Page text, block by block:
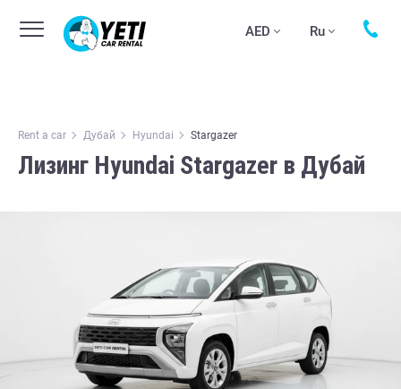
AED Ru
Rent a car Дубай Hyundai Stargazer
Лизинг Hyundai Stargazer в Дубай